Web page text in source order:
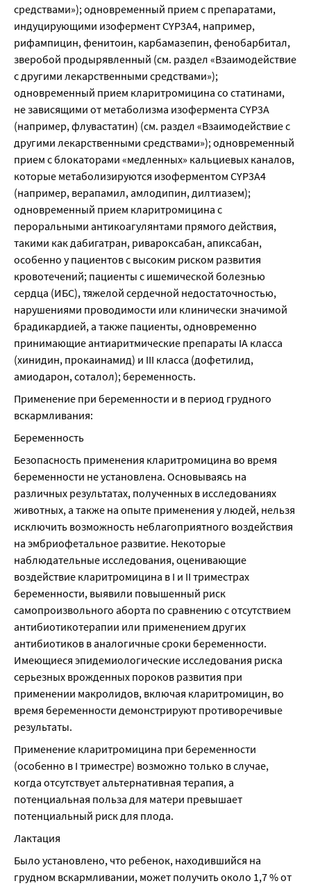
средствами»); одновременный прием с препаратами,
индуцирующими изофермент CYP3A4, например,
рифампицин, фенитоин, карбамазепин, фенобарбитал,
зверобой продырявленный (см. раздел «Взаимодействие
с другими лекарственными средствами»);
одновременный прием кларитромицина со статинами,
не зависящими от метаболизма изофермента CYP3A
(например, флувастатин) (см. раздел «Взаимодействие с
другими лекарственными средствами»); одновременный
прием с блокаторами «медленных» кальциевых каналов,
которые метаболизируются изоферментом CYP3A4
(например, верапамил, амлодипин, дилтиазем);
одновременный прием кларитромицина с
пероральными антикоагулянтами прямого действия,
такими как дабигатран, ривароксабан, апиксабан,
особенно у пациентов с высоким риском развития
кровотечений; пациенты с ишемической болезнью
сердца (ИБС), тяжелой сердечной недостаточностью,
нарушениями проводимости или клинически значимой
брадикардией, а также пациенты, одновременно
принимающие антиаритмические препараты IA класса
(хинидин, прокаинамид) и III класса (дофетилид,
амиодарон, соталол); беременность.
Применение при беременности и в период грудного
вскармливания:
Беременность
Безопасность применения кларитромицина во время
беременности не установлена. Основываясь на
различных результатах, полученных в исследованиях
животных, а также на опыте применения у людей, нельзя
исключить возможность неблагоприятного воздействия
на эмбриофетальное развитие. Некоторые
наблюдательные исследования, оценивающие
воздействие кларитромицина в I и II триместрах
беременности, выявили повышенный риск
самопроизвольного аборта по сравнению с отсутствием
антибиотикотерапии или применением других
антибиотиков в аналогичные сроки беременности.
Имеющиеся эпидемиологические исследования риска
серьезных врожденных пороков развития при
применении макролидов, включая кларитромицин, во
время беременности демонстрируют противоречивые
результаты.
Применение кларитромицина при беременности
(особенно в I триместре) возможно только в случае,
когда отсутствует альтернативная терапия, а
потенциальная польза для матери превышает
потенциальный риск для плода.
Лактация
Было установлено, что ребенок, находившийся на
грудном вскармливании, может получить около 1,7 % от